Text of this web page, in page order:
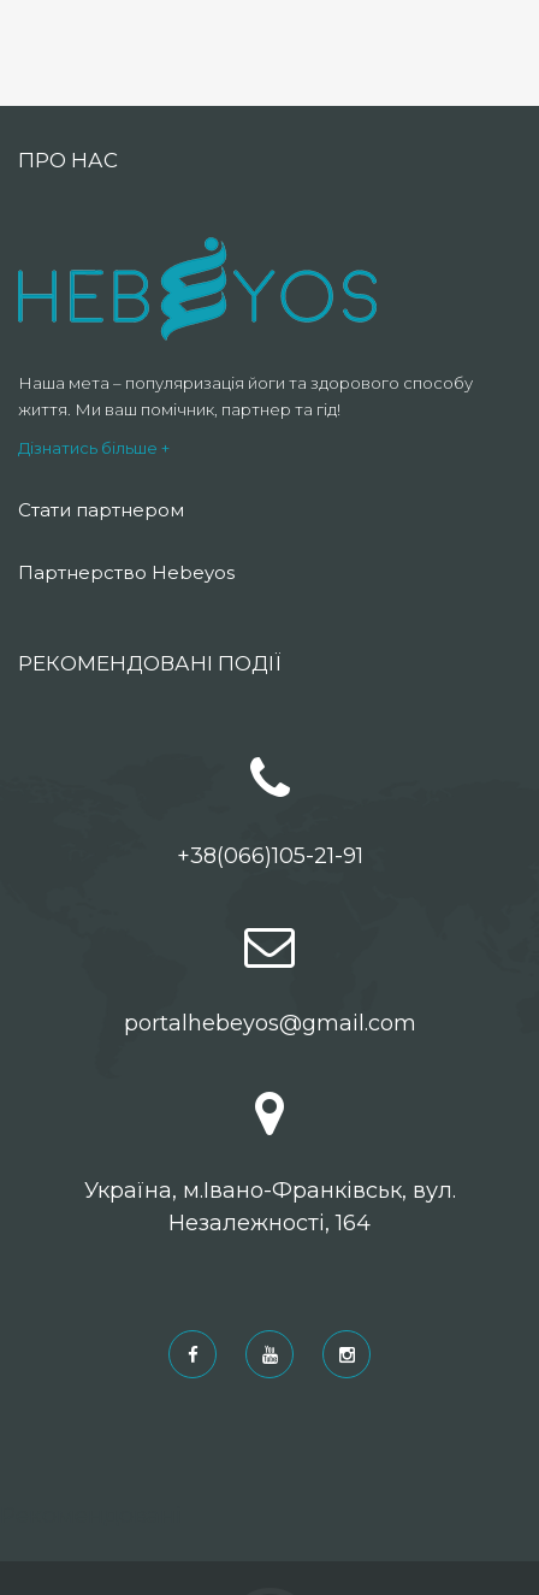
ПРО НАС
Наша мета – популяризація йоги та здорового способу
життя. Ми ваш помічник, партнер та гід!
Дізнатись більше +
Стати партнером
Партнерство Hebeyos
РЕКОМЕНДОВАНІ ПОДІЇ
+38(066)105-21-91
portalhebeyos@gmail.com
Українa, м.Івано-Франківськ, вул.
Незалежності, 164